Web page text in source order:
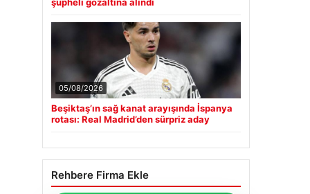
05/08/2026
Beşiktaş’ın sağ kanat arayışında İspanya
rotası: Real Madrid’den sürpriz aday
Rehbere Firma Ekle